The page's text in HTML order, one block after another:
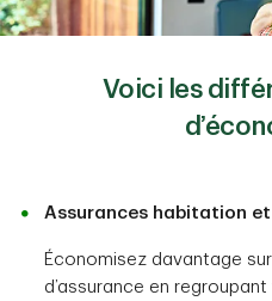
Voici les
Assurances habitation
Économisez davantage
d’assurance en